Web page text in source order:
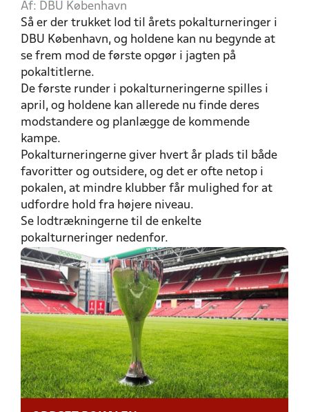
Af: DBU København
Så er der trukket lod til årets pokalturneringer i
DBU København, og holdene kan nu begynde at
se frem mod de første opgør i jagten på
pokaltitlerne.
De første runder i pokalturneringerne spilles i
april, og holdene kan allerede nu finde deres
modstandere og planlægge de kommende
kampe.
Pokalturneringerne giver hvert år plads til både
favoritter og outsidere, og det er ofte netop i
pokalen, at mindre klubber får mulighed for at
udfordre hold fra højere niveau.
Se lodtrækningerne til de enkelte
pokalturneringer nedenfor.